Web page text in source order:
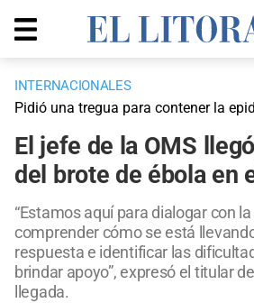
INTERNACIONALES
Pidió una tregua para contener la
El jefe de la OMS
del brote de ébola en
“Estamos aquí para dialogar con
comprender cómo se está
respuesta e identificar las
brindar apoyo”, expresó el titular
llegada.